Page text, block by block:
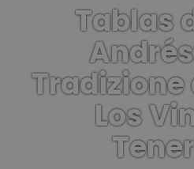
Tablas
Tradizione
Los